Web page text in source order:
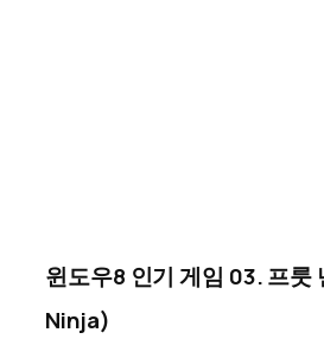
윈도우8 인기 게임 03. 프
Ninja)